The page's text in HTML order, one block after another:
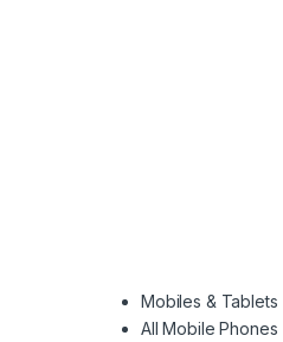
Mobiles & Tablets
All Mobile Phones